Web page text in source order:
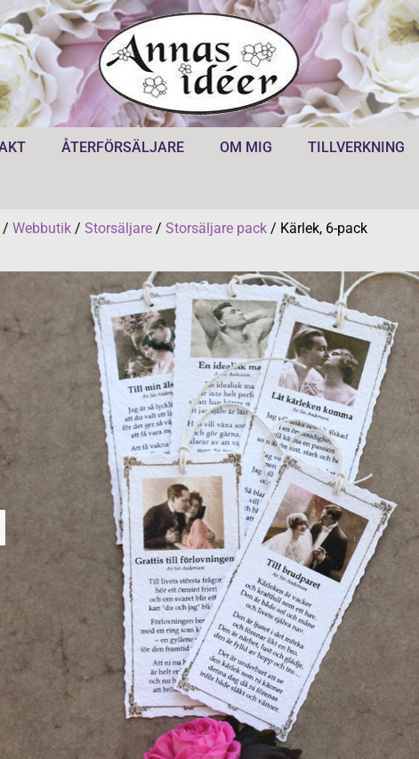
ÅTERFÖRSÄLJARE OM MIG TILLVERKNING
/ Webbutik/ Storsäljare/ Storsäljare pack/ Kärlek, 6-pack